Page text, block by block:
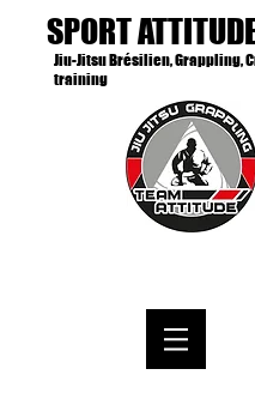
SPORT
Jiu-Jitsu Brésilien, Grappling,
training